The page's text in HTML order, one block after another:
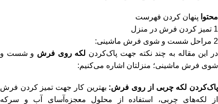
محتوا پنهان کردن فهرست
1 تمیز کردن فرش در منزل
2 مراحل شست و شوی فرش ماشینی:
در این مقاله به چند نکته جهت پاک‌کردن لکه روی فرش و شست‌ و
شوی فرش ماشینی؛ منزلتان اشاره می‌کنیم:
پاک‌کردن لکه چربی از روی فرش: بهترین کار جهت تمیز کردن فرش
از لکه‌های چربی، استفاده از محلول معجزه‌آسای آب و سرکه